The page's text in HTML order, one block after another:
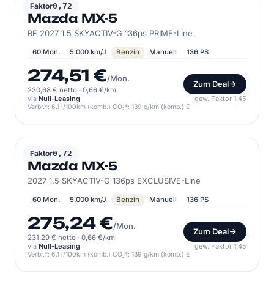
Faktor0,72
MAZDA
Mazda MX-5
RF 2027 1.5 SKYACTIV-G 136ps PRIME-Line
60 Mon. 5.000 km/J Benzin Manuell 136 PS
274,51 €/Mon.
230,68 € netto · 0,66 €/km
Zum Deal
via Null-Leasing gew. Faktor 1,45
Verbr.*: 6.1 l/100km (komb.) CO₂*: 139 g/km (komb.) E
Faktor0,72
MAZDA
Mazda MX-5
2027 1.5 SKYACTIV-G 136ps EXCLUSIVE-Line
60 Mon. 5.000 km/J Benzin Manuell 136 PS
275,24 €/Mon.
231,29 € netto · 0,66 €/km
Zum Deal
via Null-Leasing gew. Faktor 1,45
Verbr.*: 6.1 l/100km (komb.) CO₂*: 139 g/km (komb.) E